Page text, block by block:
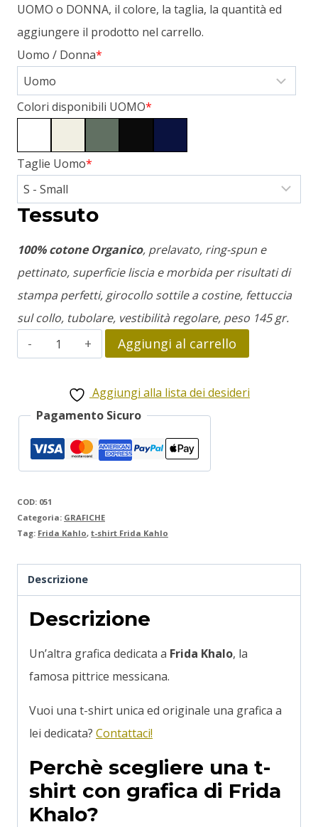
UOMO o DONNA, il colore, la taglia, la quantità ed
aggiungere il prodotto nel carrello.
*
Uomo / Donna
*
Colori disponibili UOMO
*
Taglie Uomo
Tessuto
100% cotone Organico, prelavato, ring-spun e
pettinato, superficie liscia e morbida per risultati di
stampa perfetti, girocollo sottile a costine, fettuccia
sul collo, tubolare, vestibilità regolare, peso 145 gr.
Frida
Kahlo
quantità
Aggiungi al carrello
Aggiungi alla lista dei desideri
Pagamento Sicuro
COD: 051
Categoria: GRAFICHE
Tag: Frida Kahlo, t-shirt Frida Kahlo
Descrizione
Descrizione
Un’altra grafica dedicata a Frida Khalo, la
famosa pittrice messicana.
Vuoi una t-shirt unica ed originale una grafica a
lei dedicata? Contattaci!
Perchè scegliere una t-
shirt con grafica di Frida
Khalo?